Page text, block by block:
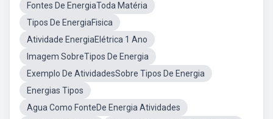
Fontes De EnergiaToda Matéria
Tipos De EnergiaFisica
Atividade EnergiaElétrica 1 Ano
Imagem SobreTipos De Energia
Exemplo De AtividadesSobre Tipos De Energia
Energias Tipos
Agua Como FonteDe Energia Atividades